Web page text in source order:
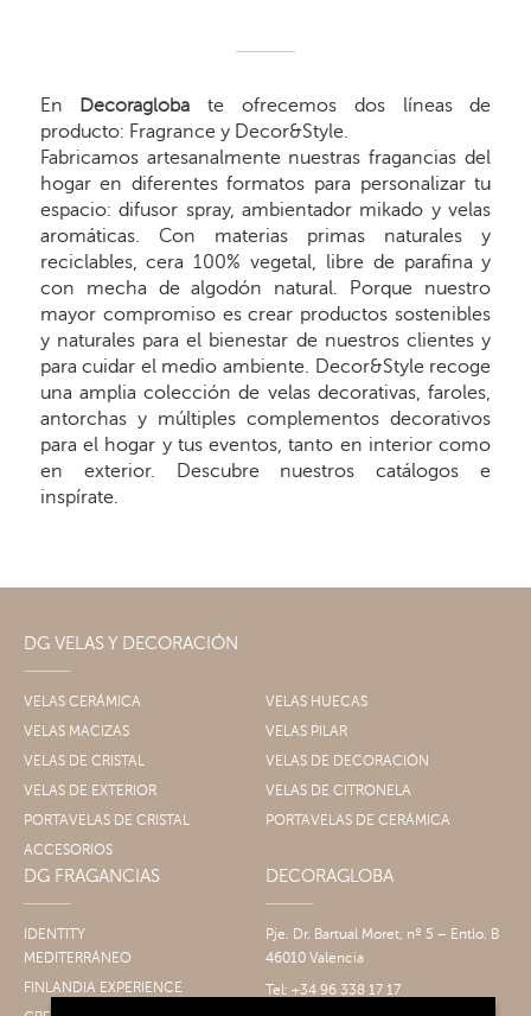
En Decoragloba te ofrecemos dos líneas de
producto: Fragrance y Decor&Style.
Fabricamos artesanalmente nuestras fragancias del
hogar en diferentes formatos para personalizar tu
espacio: difusor spray, ambientador mikado y velas
aromáticas. Con materias primas naturales y
reciclables, cera 100% vegetal, libre de parafina y
con mecha de algodón natural. Porque nuestro
mayor compromiso es crear productos sostenibles
y naturales para el bienestar de nuestros clientes y
para cuidar el medio ambiente. Decor&Style recoge
una amplia colección de velas decorativas, faroles,
antorchas y múltiples complementos decorativos
para el hogar y tus eventos, tanto en interior como
en exterior. Descubre nuestros catálogos e
inspírate.
DG VELAS Y DECORACIÓN
VELAS CERÁMICA
VELAS HUECAS
VELAS MACIZAS
VELAS PILAR
VELAS DE CRISTAL
VELAS DE DECORACIÓN
VELAS DE EXTERIOR
VELAS DE CITRONELA
PORTAVELAS DE CRISTAL
PORTAVELAS DE CERÁMICA
ACCESORIOS
DG FRAGANCIAS
IDENTITY
MEDITERRÁNEO
FINLANDIA EXPERIENCE
DECORAGLOBA
Pje. Dr. Bartual Moret, nº 5 – Entlo. B
46010 Valencia
Tel: +34 96 338 17 17